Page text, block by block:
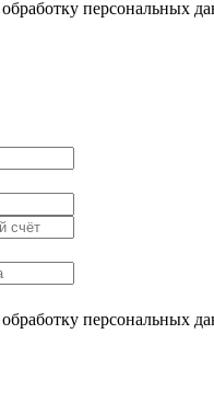
персональных
персональных